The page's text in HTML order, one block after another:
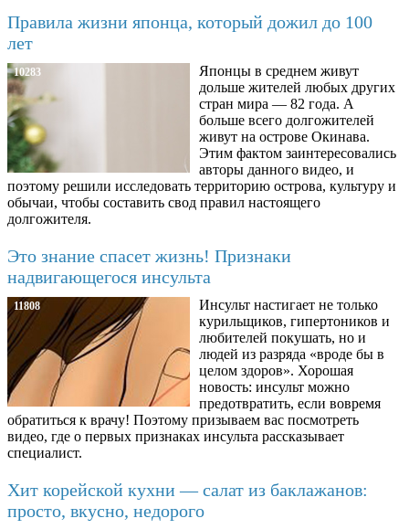
Правила жизни японца, который дожил до 100
лет
10283
Японцы в среднем живут
дольше жителей любых других
стран мира — 82 года. А
больше всего долгожителей
живут на острове Окинава.
Этим фактом заинтересовались
авторы данного видео, и
поэтому решили исследовать территорию острова, культуру и
обычаи, чтобы составить свод правил настоящего
долгожителя.
Это знание спасет жизнь! Признаки
надвигающегося инсульта
11808
Инсульт настигает не только
курильщиков, гипертоников и
любителей покушать, но и
людей из разряда «вроде бы в
целом здоров». Хорошая
новость: инсульт можно
предотвратить, если вовремя
обратиться к врачу! Поэтому призываем вас посмотреть
видео, где о первых признаках инсульта рассказывает
специалист.
Хит корейской кухни — салат из баклажанов:
просто, вкусно, недорого